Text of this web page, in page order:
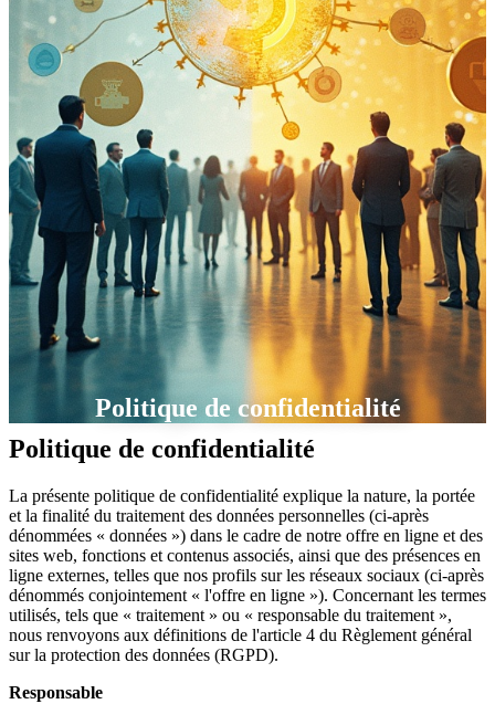
Politique de confidentialité
Politique de confidentialité
La présente politique de confidentialité explique la nature, la portée
et la finalité du traitement des données personnelles (ci-après
dénommées « données ») dans le cadre de notre offre en ligne et des
sites web, fonctions et contenus associés, ainsi que des présences en
ligne externes, telles que nos profils sur les réseaux sociaux (ci-après
dénommés conjointement « l'offre en ligne »). Concernant les termes
utilisés, tels que « traitement » ou « responsable du traitement »,
nous renvoyons aux définitions de l'article 4 du Règlement général
sur la protection des données (RGPD).
Responsable